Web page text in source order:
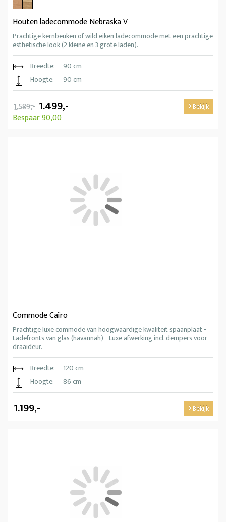
Houten ladecommode Nebraska V
Prachtige kernbeuken of wild eiken ladecommode met een prachtige
esthetische look (2 kleine en 3 grote laden).
Breedte:
90 cm
Hoogte:
90 cm
1.589,- 1.499,-
Bespaar 90,00
Bekijk
Commode Caïro
Prachtige luxe commode van hoogwaardige kwaliteit spaanplaat -
Ladefronts van glas (havannah) - Luxe afwerking incl. dempers voor
draaideur.
Breedte:
120 cm
Hoogte:
86 cm
1.199,- Bekijk